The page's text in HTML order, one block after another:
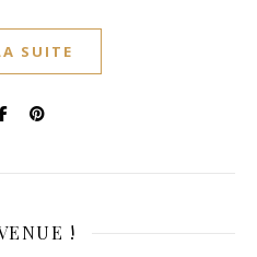
SUITE
!